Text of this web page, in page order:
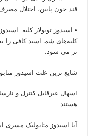
قند خون پایین، اختلال
• اسیدوز توبولار کلیه:
کلیه‌های شما اسید کافی را
تر می شود.
شایع ترین علت اسیدوز
اسهال غیرقابل کنترل و
هستند.
آیا اسیدوز متابولیک مسری